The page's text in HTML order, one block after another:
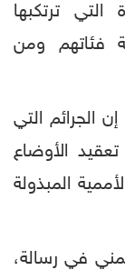
التي ترتكبها
فئاتهم ومن
الجرائم التي
الأوضاع
المبذولة
في رسالة،